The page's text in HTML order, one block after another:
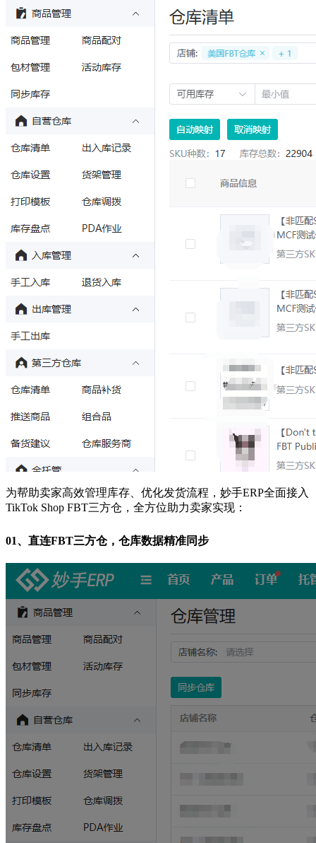
为帮助卖家高效管理库存、优化发货流程，妙手ERP全面接入
TikTok Shop FBT三方仓，全方位助力卖家实现：
01、 直连FBT三方仓，仓库数据精准同步